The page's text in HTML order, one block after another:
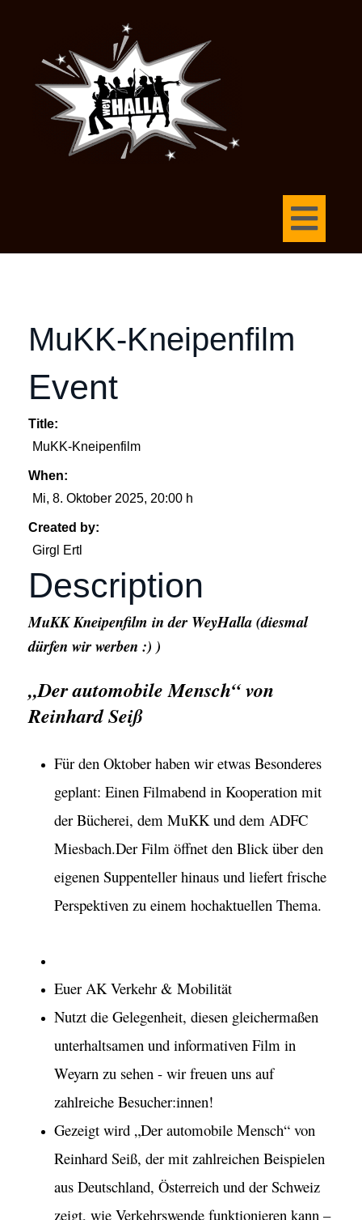
MuKK-Kneipenfilm
Event
Title:
MuKK-Kneipenfilm
When:
Mi, 8. Oktober 2025, 20:00 h
Created by:
Girgl Ertl
Description
MuKK Kneipenfilm in der WeyHalla (diesmal
dürfen wir werben :) )
„Der automobile Mensch“ von
Reinhard Seiß
Für den Oktober haben wir etwas Besonderes
geplant: Einen Filmabend in Kooperation mit
der Bücherei, dem MuKK und dem ADFC
Miesbach.Der Film öffnet den Blick über den
eigenen Suppenteller hinaus und liefert frische
Perspektiven zu einem hochaktuellen Thema.
Euer AK Verkehr & Mobilität
Nutzt die Gelegenheit, diesen gleichermaßen
unterhaltsamen und informativen Film in
Weyarn zu sehen - wir freuen uns auf
zahlreiche Besucher:innen!
Gezeigt wird „Der automobile Mensch“ von
Reinhard Seiß, der mit zahlreichen Beispielen
aus Deutschland, Österreich und der Schweiz
zeigt, wie Verkehrswende funktionieren kann –